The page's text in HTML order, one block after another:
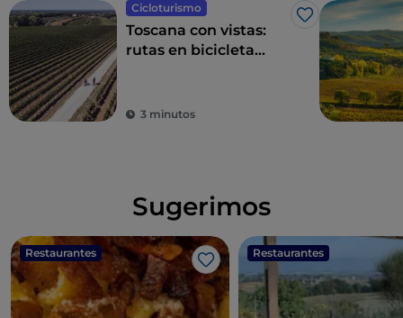
Cicloturismo
Me gusta
Toscana con vistas:
rutas en bicicleta
3 minutos
Sugerimos
Restaurantes
Me gusta
Restaurantes